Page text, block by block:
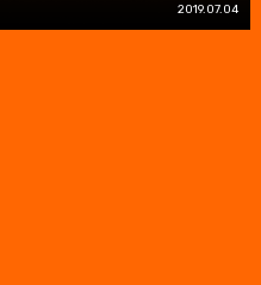
2019.07.04